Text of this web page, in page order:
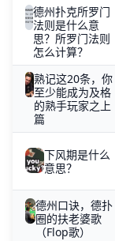
德州扑克所罗门
法则是什么意
思？所罗门法则
怎么计算？
熟记这20条，你
至少能成为及格
的熟手玩家之上
篇
下风期是什么
意思？
德州口诀，德扑
圈的扶老婆歌
（Flop歌）